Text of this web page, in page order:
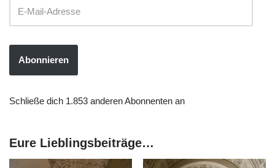
Abonnieren
Schließe dich 1.853 anderen Abonnenten an
Eure Lieblingsbeiträge…